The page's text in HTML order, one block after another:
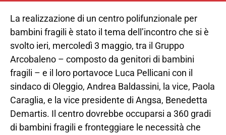
La realizzazione di un centro polifunzionale per
bambini fragili è stato il tema dell’incontro che si è
svolto ieri, mercoledì 3 maggio, tra il Gruppo
Arcobaleno – composto da genitori di bambini
fragili – e il loro portavoce Luca Pellicani con il
sindaco di Oleggio, Andrea Baldassini, la vice, Paola
Caraglia, e la vice presidente di Angsa, Benedetta
Demartis. Il centro dovrebbe occuparsi a 360 gradi
di bambini fragili e fronteggiare le necessità che